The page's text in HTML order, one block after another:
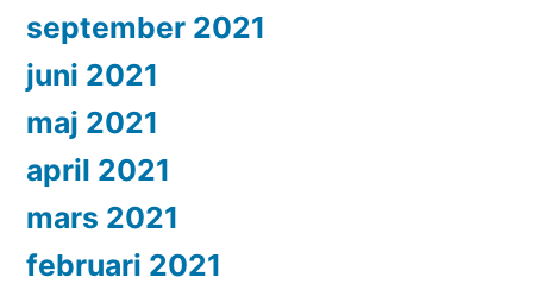
september 2021
juni 2021
maj 2021
april 2021
mars 2021
februari 2021